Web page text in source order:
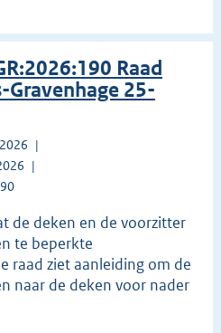
Raad
Gravenhage 25-
de deken en de voorzitter
te beperkte
raad ziet aanleiding om de
naar de deken voor nader